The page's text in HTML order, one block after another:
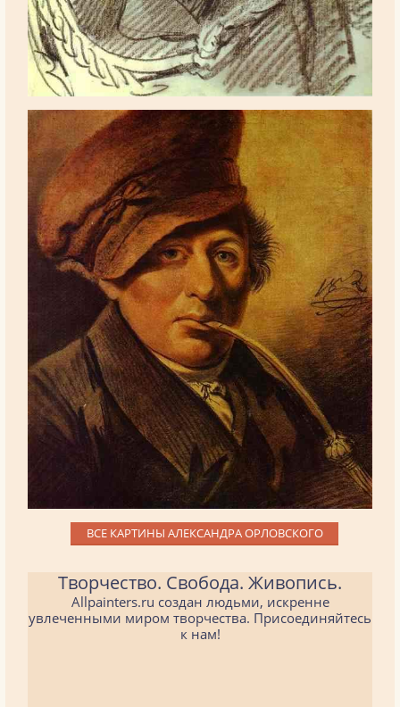
ВСЕ КАРТИНЫ АЛЕКСАНДРА ОРЛОВСКОГО
Творчество. Свобода. Живопись.
Allpainters.ru создан людьми, искренне
увлеченными миром творчества. Присоединяйтесь
к нам!